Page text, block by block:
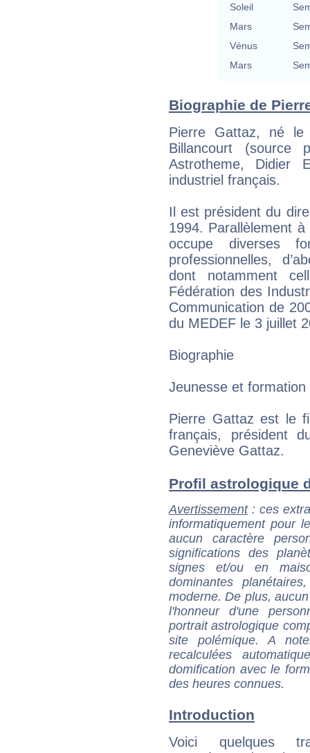
Soleil
Mars
Vénus
Mars
Biographie de
Pierre Gattaz, né le
Billancourt
Astrotheme, Didier
industriel français.
Il est président du
1994. Parallèlement
occupe diverses
professionnelles,
dont notamment
Fédération des
Communication de
du MEDEF le 3 juillet
Biographie
Jeunesse et formation
Pierre Gattaz est le
français, président
Geneviève Gattaz.
Profil astrologique
Avertissement: ces
informatiquement pour
aucun caractère
significations des
signes et/ou en
dominantes
moderne. De plus,
l'honneur d'une
portrait astrologique
site polémique. A
recalculées
domification avec le
des heures connues.
Introduction
Voici quelques